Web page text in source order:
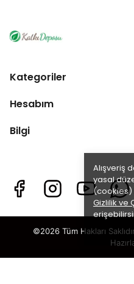
Alışveriş
yasal
(cookies)
Gizlilik ve
Kategoriler
Hesabım
Bilgi
©2026 Tüm Hakları